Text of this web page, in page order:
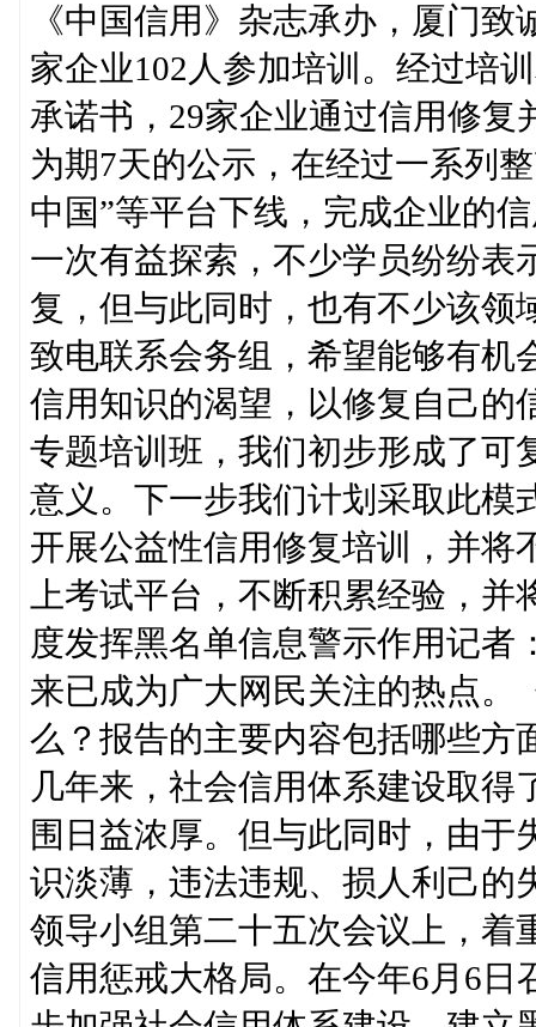
《中国信用》杂志承办，厦门
家企业102人参加培训。经过培
承诺书，29家企业通过信用修复
为期7天的公示，在经过一系列
中国”等平台下线，完成企业的
一次有益探索，不少学员纷纷表
复，但与此同时，也有不少该领
致电联系会务组，希望能够有机
信用知识的渴望，以修复自己的
专题培训班，我们初步形成了可
意义。下一步我们计划采取此模
开展公益性信用修复培训，并将
上考试平台，不断积累经验，
度发挥黑名单信息警示作用记者
来已成为广大网民关注的热点。
么？报告的主要内容包括哪些方
几年来，社会信用体系建设取
围日益浓厚。但与此同时，由
识淡薄，违法违规、损人利己的
领导小组第二十五次会议上，着
信用惩戒大格局。在今年6月6